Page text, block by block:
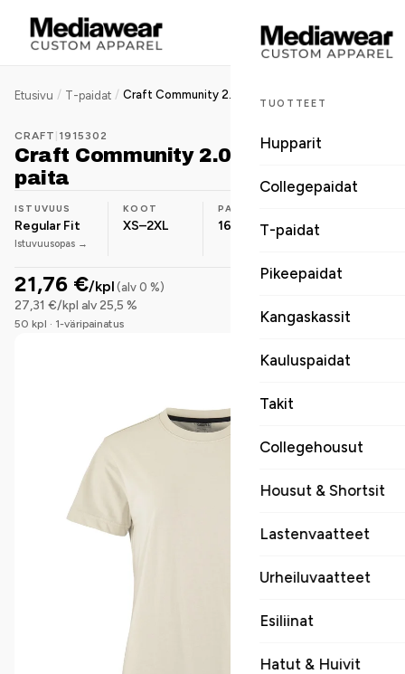
TUOTTEET
Hupparit
Collegepaidat
T-paidat
Pikeepaidat
Kangaskassit
Kauluspaidat
Takit
Collegehousut
Housut & Shortsit
Lastenvaatteet
Urheiluvaatteet
Esiliinat
Hatut & Huivit
Etusivu / T-paidat / Craft Community 2.0 Tee naisten t-paita
CRAFT 1915302
Craft Community 2.0 Tee naisten t-
paita
ISTUVUUS
Regular Fit
Istuvuusopas →
KOOT
XS–2XL
PAINO
160 g/m²
Puuvilla-
21,76 €/kpl (alv 0 %)
27,31 €/kpl alv 25,5 %
50 kpl · 1-väripainatus